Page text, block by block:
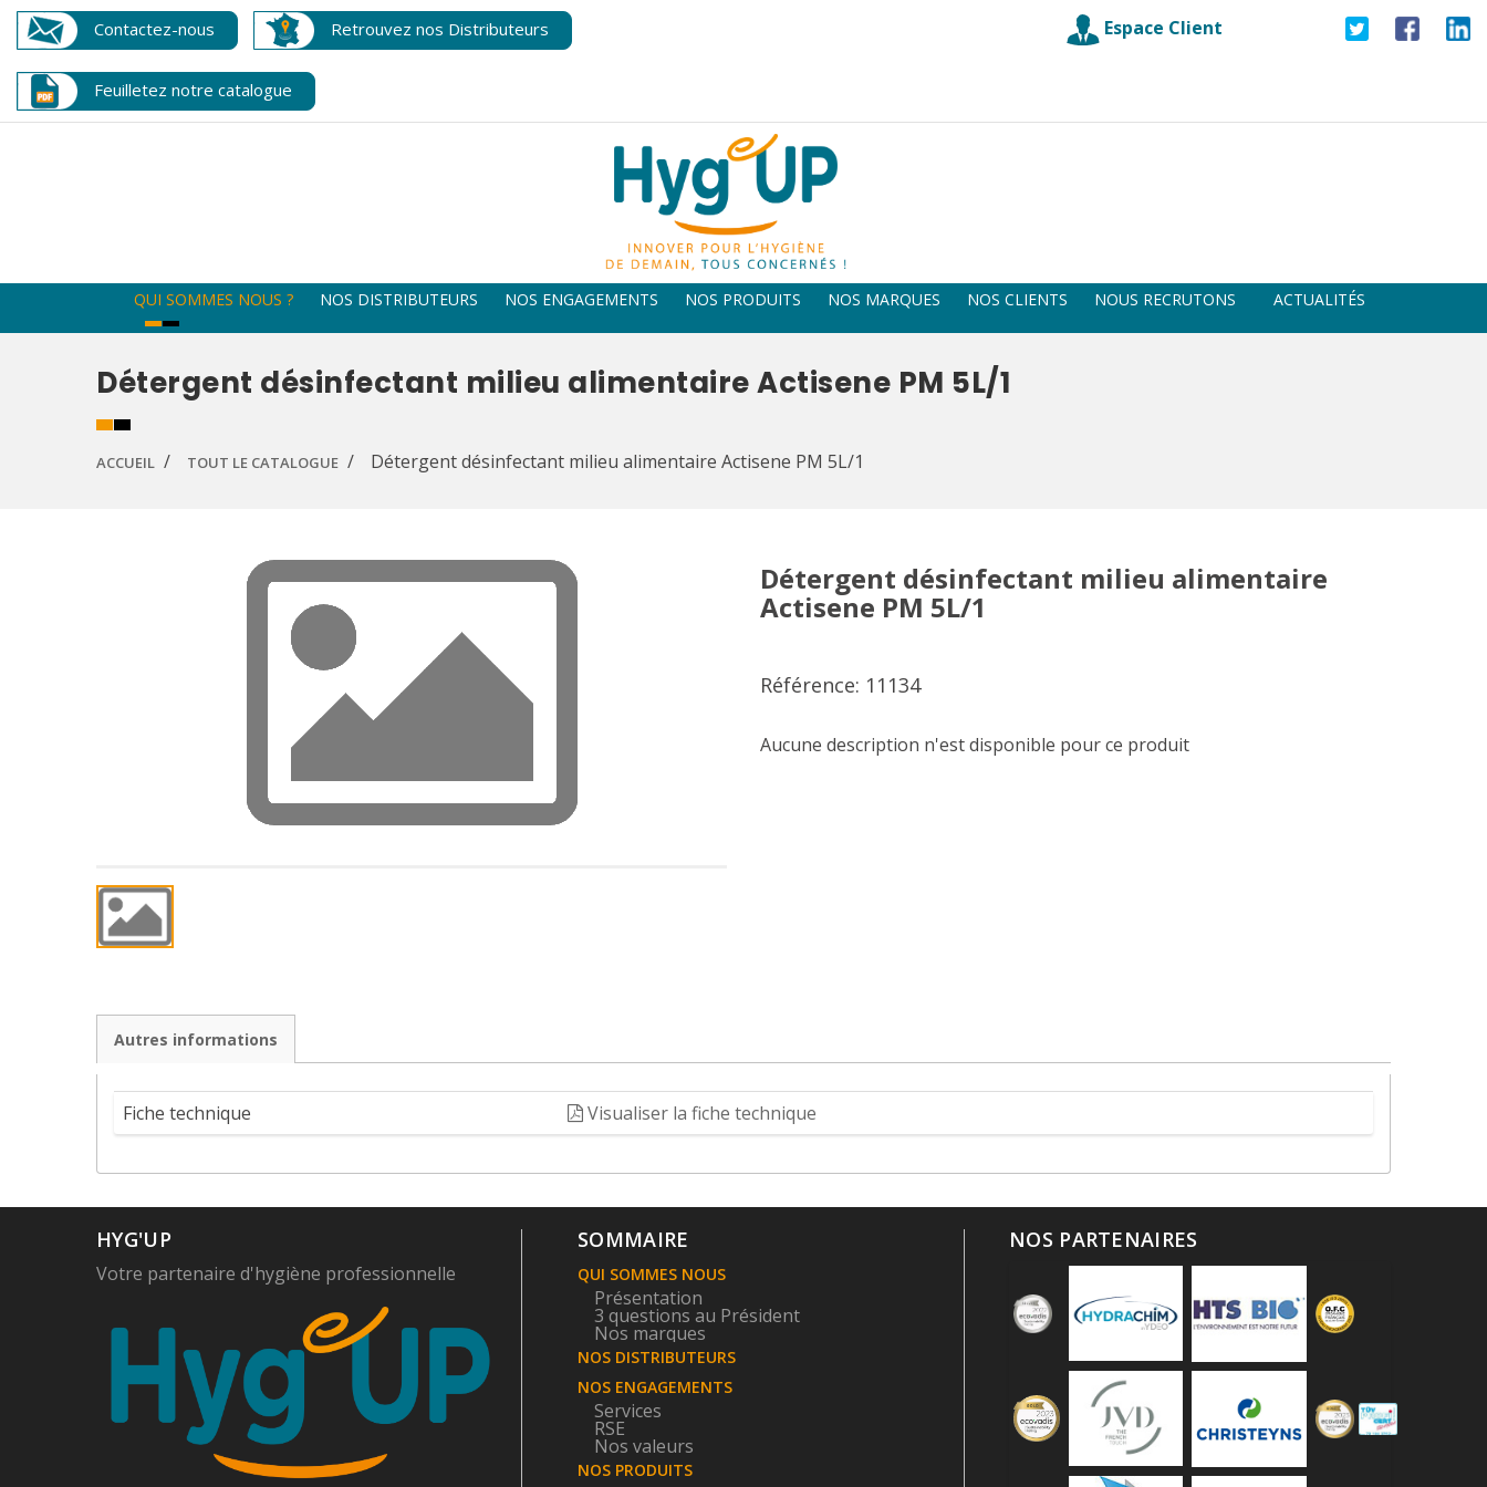
Contactez-nous Retrouvez nos Distributeurs
Feuilletez notre catalogue
Espace Client
QUI SOMMES NOUS ? NOS DISTRIBUTEURS NOS ENGAGEMENTS NOS PRODUITS NOS MARQUES NOS CLIENTS NOUS RECRUTONS ACTUALITÉS
Détergent désinfectant milieu alimentaire Actisene PM 5L/1
ACCUEIL TOUT LE CATALOGUE Détergent désinfectant milieu alimentaire Actisene PM 5L/1
Détergent désinfectant milieu alimentaire
Actisene PM 5L/1
Référence: 11134
Aucune description n'est disponible pour ce produit
Autres informations
Fiche technique Visualiser la fiche technique
HYG'UP
Votre partenaire d'hygiène professionnelle
SOMMAIRE
QUI SOMMES NOUS
Présentation
3 questions au Président
Nos marques
NOS DISTRIBUTEURS
NOS ENGAGEMENTS
Services
RSE
Nos valeurs
NOS PRODUITS
NOS PARTENAIRES